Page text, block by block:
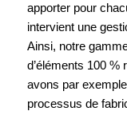
apporter pour
intervient une
Ainsi, notre
d’éléments 100 %
avons par
processus de